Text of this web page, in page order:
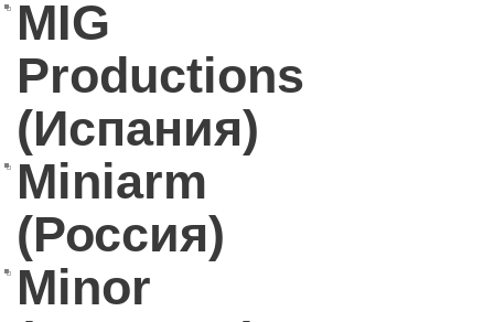
MIG
Productions
(Испания)
Miniarm
(Россия)
Minor